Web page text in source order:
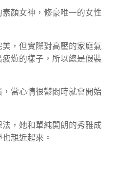
顏女神，修豪唯一的女性
，但實際對高壓的家庭氣
憊的樣子，所以總是假裝
當心情很鬱悶時就會開始
，她和單純開朗的秀雅成
親近起來。